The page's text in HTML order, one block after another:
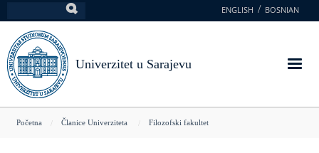
na
glavni
sadržaj
ENGLISH BOSNIAN
Univerzitet u Sarajevu
You
Početna Članice Univerziteta Filozofski fakultet